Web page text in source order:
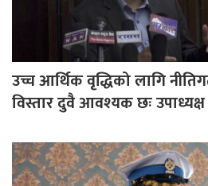
उच्च आर्थिक वृद्धिको लागि
विस्तार दुवै आवश्यक छः उपाध्यक्ष